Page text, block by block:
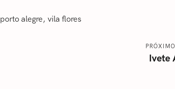
‎porto alegre vila flores
Ivete